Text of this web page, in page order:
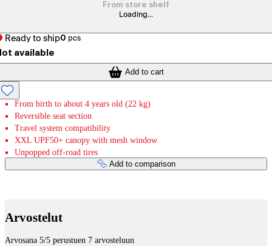
From store shelf
Loading...
Ready to ship0 pcs
available
Add to cart
From birth to about 4 years old (22 kg)
Reversible seat section
Travel system compatibility
XXL UPF50+ canopy with mesh window
Unpopped off-road tires
Add to comparison
Arvostelut
Arvosana 5/5 perustuen 7 arvosteluun